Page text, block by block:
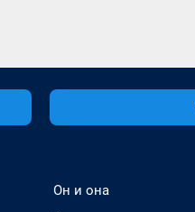
Он и она